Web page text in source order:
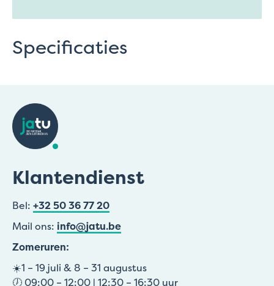
Specificaties
Klantendienst
Bel: +32 50 36 77 20
Mail ons: info@jatu.be
Zomeruren:
☀️1 – 19 juli & 8 – 31 augustus
🕖 09:00 – 12:00 | 12:30 – 16:30 uur